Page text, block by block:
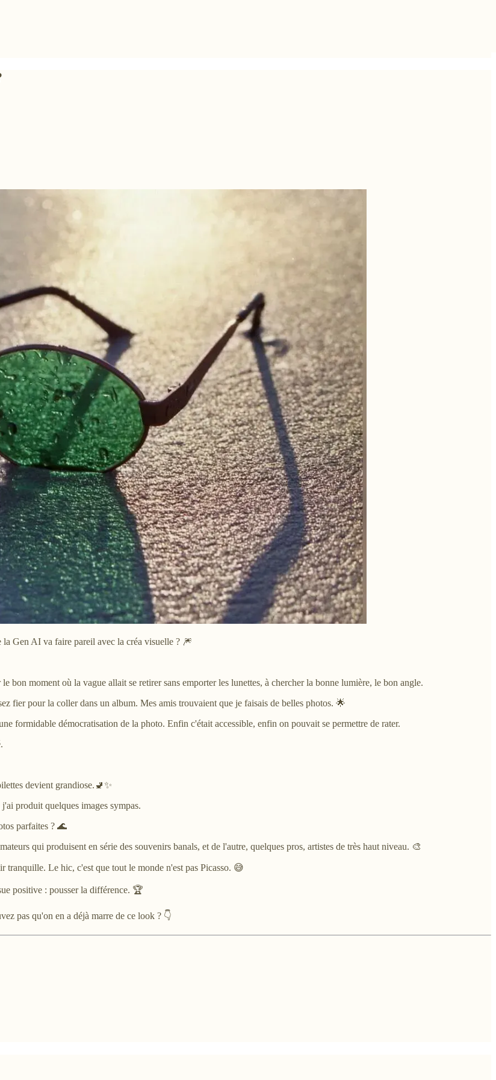
Gen AI va faire pareil avec la créa visuelle ? 🎆
bon moment où la vague allait se retirer sans emporter les lunettes, à chercher la bonne lumière, le bon angle.
fier pour la coller dans un album. Mes amis trouvaient que je faisais de belles photos. 🌟
formidable démocratisation de la photo. Enfin c'était accessible, enfin on pouvait se permettre de rater.
devient grandiose.🚽✨
produit quelques images sympas.
parfaites ? 🌊
qui produisent en série des souvenirs banals, et de l'autre, quelques pros, artistes de très haut niveau. 🎨
Le hic, c'est que tout le monde n'est pas Picasso. 😅
positive : pousser la différence. 🏆
pas qu'on en a déjà marre de ce look ? 👇